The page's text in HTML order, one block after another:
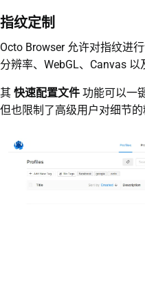
指纹定制
Octo Browser 允许对指纹进
分辨率、WebGL、Canvas 以
其 快速配置文件 功能可以一
但也限制了高级用户对细节的